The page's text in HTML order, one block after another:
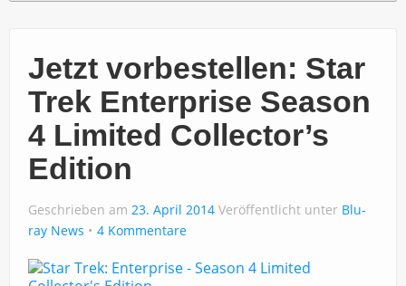
Jetzt vorbestellen: Star
Trek Enterprise Season
4 Limited Collector’s
Edition
Geschrieben am 23. April 2014 Veröffentlicht unter Blu-
ray News
4 Kommentare